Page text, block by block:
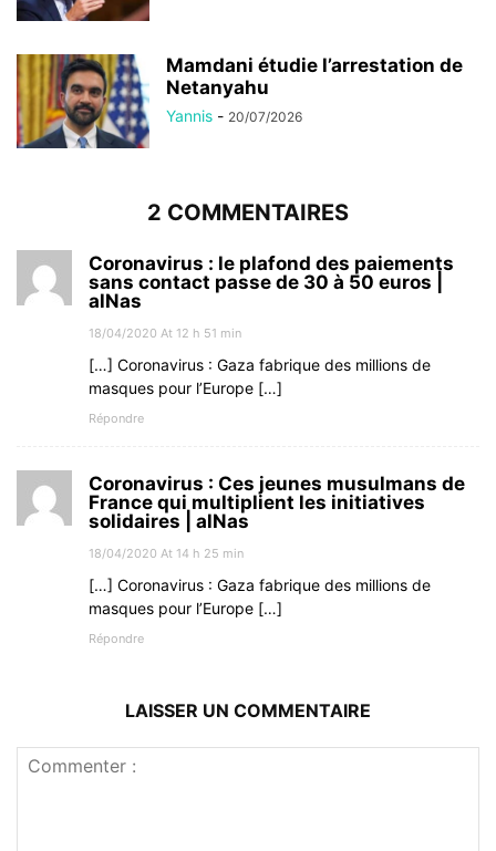
Mamdani étudie l’arrestation de
Netanyahu
Yannis - 20/07/2026
2 COMMENTAIRES
Coronavirus : le plafond des paiements
sans contact passe de 30 à 50 euros |
alNas
18/04/2020 At 12 h 51 min
[…] Coronavirus : Gaza fabrique des millions de
masques pour l’Europe […]
Répondre
Coronavirus : Ces jeunes musulmans de
France qui multiplient les initiatives
solidaires | alNas
18/04/2020 At 14 h 25 min
[…] Coronavirus : Gaza fabrique des millions de
masques pour l’Europe […]
Répondre
LAISSER UN COMMENTAIRE